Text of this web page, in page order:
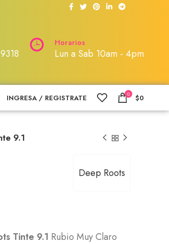
Horarios
Lun a Sab 10am - 4pm
INGRESA / REGISTRATE 0 $0
9.1
Deep Roots
Tinte 9.1 Rubio Muy Claro